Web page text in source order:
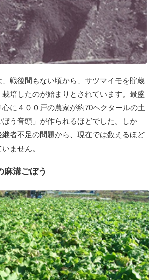
戦後間もない頃から、サツマイモを貯蔵
培したのが始まりとされています。最盛
に４００戸の農家が約70ヘクタールの土
う音頭」が作られるほどでした。しか
継者不足の問題から、現在では数えるほど
ません。
麻溝ごぼう